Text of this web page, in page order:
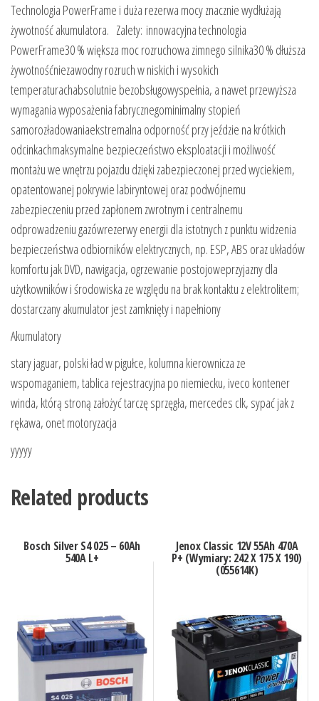
Technologia PowerFrame i duża rezerwa mocy znacznie wydłużają
żywotność akumulatora. Zalety: innowacyjna technologia
PowerFrame30 % większa moc rozruchowa zimnego silnika30 % dłuższa
żywotnośćniezawodny rozruch w niskich i wysokich
temperaturachabsolutnie bezobsługowyspełnia, a nawet przewyższa
wymagania wyposażenia fabrycznegominimalny stopień
samorozładowaniaekstremalna odporność przy jeździe na krótkich
odcinkachmaksymalne bezpieczeństwo eksploatacji i możliwość
montażu we wnętrzu pojazdu dzięki zabezpieczonej przed wyciekiem,
opatentowanej pokrywie labiryntowej oraz podwójnemu
zabezpieczeniu przed zapłonem zwrotnym i centralnemu
odprowadzeniu gazówrezerwy energii dla istotnych z punktu widzenia
bezpieczeństwa odbiorników elektrycznych, np. ESP, ABS oraz układów
komfortu jak DVD, nawigacja, ogrzewanie postojoweprzyjazny dla
użytkowników i środowiska ze względu na brak kontaktu z elektrolitem;
dostarczany akumulator jest zamknięty i napełniony
Akumulatory
stary jaguar, polski ład w pigułce, kolumna kierownicza ze
wspomaganiem, tablica rejestracyjna po niemiecku, iveco kontener
winda, którą stroną założyć tarczę sprzęgła, mercedes clk, sypać jak z
rękawa, onet motoryzacja
yyyyy
Related products
Bosch Silver S4 025 – 60Ah
540A L+
Jenox Classic 12V 55Ah 470A
P+ (Wymiary: 242 X 175 X 190)
(055614K)